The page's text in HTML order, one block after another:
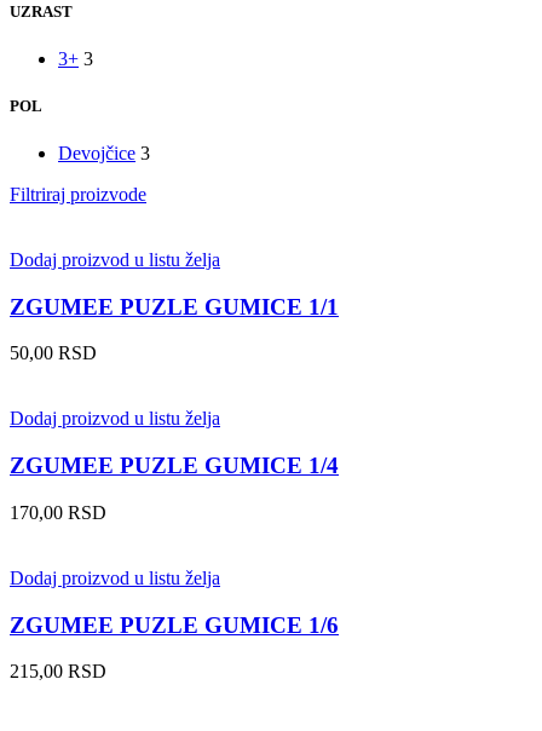
UZRAST
3+ 3
POL
Devojčice 3
Filtriraj proizvode
Dodaj proizvod u listu želja
ZGUMEE PUZLE GUMICE 1/1
50,00 RSD
Dodaj proizvod u listu želja
ZGUMEE PUZLE GUMICE 1/4
170,00 RSD
Dodaj proizvod u listu želja
ZGUMEE PUZLE GUMICE 1/6
215,00 RSD